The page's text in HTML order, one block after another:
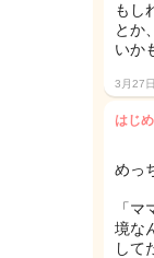
もし
とか
いか
3月27日
はじ
めっ
「
境な
して